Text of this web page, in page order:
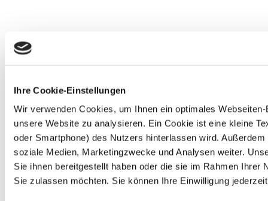
Ihre Cookie-Einstellungen
Wir verwenden Cookies, um Ihnen ein optimales
unsere Website zu analysieren. Ein Cookie ist eine kleine
oder Smartphone) des Nutzers hinterlassen wird.
soziale Medien, Marketingzwecke und Analysen weiter.
Sie ihnen bereitgestellt haben oder die sie im Rahmen
Sie zulassen möchten. Sie können Ihre Einwilligung